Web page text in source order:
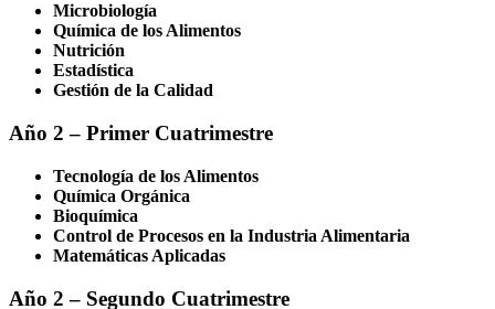
Microbiología
Química de los Alimentos
Nutrición
Estadística
Gestión de la Calidad
Año 2 – Primer Cuatrimestre
Tecnología de los Alimentos
Química Orgánica
Bioquímica
Control de Procesos en la Industria Alimentaria
Matemáticas Aplicadas
Año 2 – Segundo Cuatrimestre